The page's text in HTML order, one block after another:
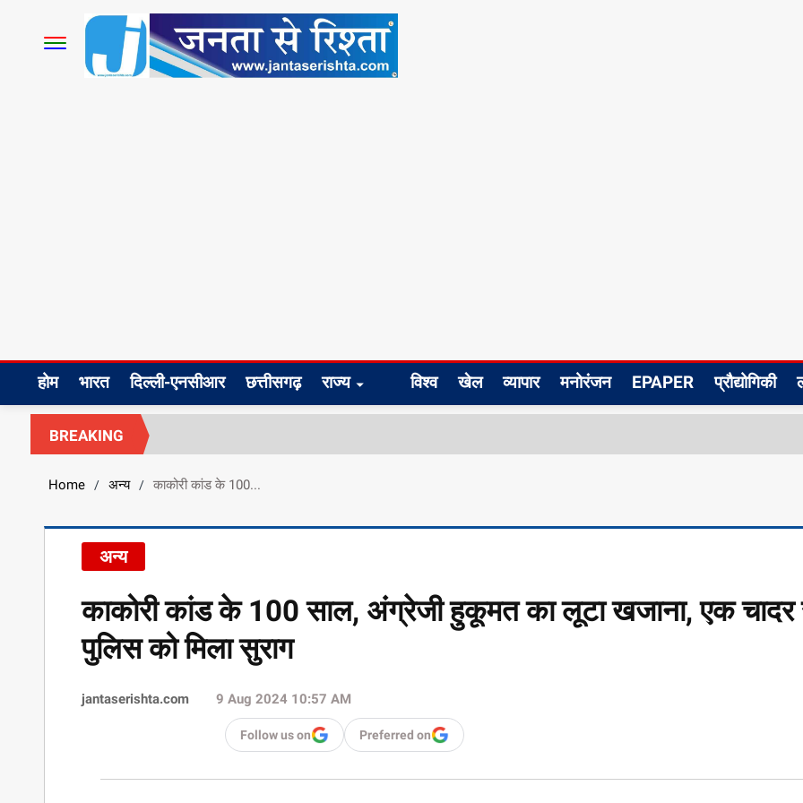
होम भारत दिल्ली-एनसीआर छत्तीसगढ़ राज्य विश्व खेल व्यापार मनोरंजन EPAPER प्रौद्योगिकी
BREAKING
Home / अन्य / काकोरी कांड के 100...
अन्य
काकोरी कांड के 100 साल, अंग्रेजी हुकूमत का लूटा खजाना, एक
पुलिस को मिला सुराग
jantaserishta.com 9 Aug 2024 10:57 AM
Follow us on Preferred on